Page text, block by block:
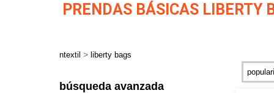
PRENDAS BÁSICAS LIBERTY
ntextil > liberty bags
búsqueda avanzada